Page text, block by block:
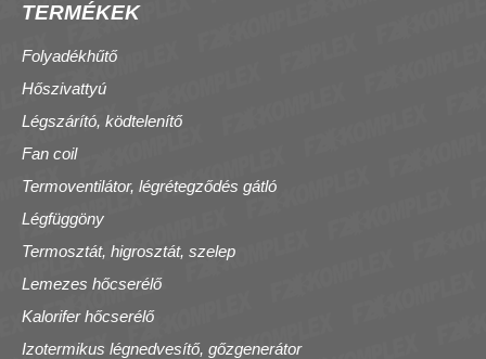
TERMÉKEK
Folyadékhűtő
Hőszivattyú
Légszárító, ködtelenítő
Fan coil
Termoventilátor, légrétegződés gátló
Légfüggöny
Termosztát, higrosztát, szelep
Lemezes hőcserélő
Kalorifer hőcserélő
Izotermikus légnedvesítő, gőzgenerátor